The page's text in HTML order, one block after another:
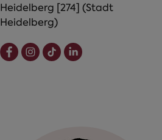
Heidelberg [274] (Stadt
Heidelberg)